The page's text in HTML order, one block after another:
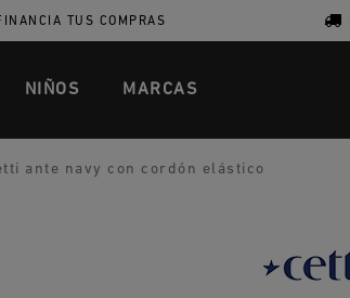
TUS COMPRAS
NIÑOS MARCAS
ante navy con cordón elástico